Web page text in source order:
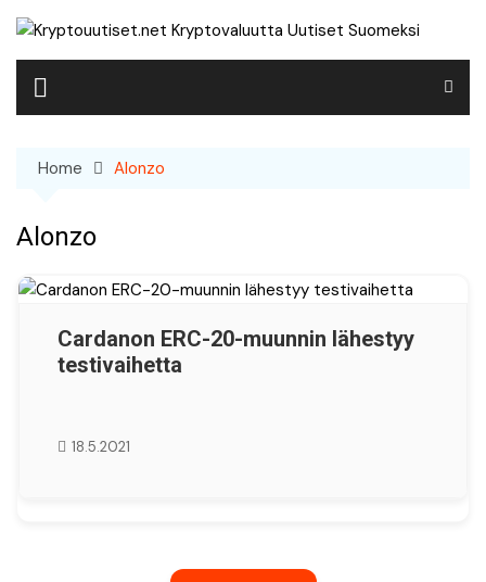
Skip
content
Home Alonzo
Alonzo
Cardanon ERC-20-muunnin lähestyy
testivaihetta
18.5.2021